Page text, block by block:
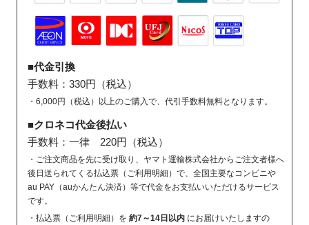
■代金引換
手数料：330円（税込）
・6,000円（税込）以上のご購入で、代引手数料無料となります。
■クロネコ代金後払い
手数料：一律 220円（税込）
・ご注文商品を先に受け取り、ヤマト運輸株式会社からご注文者様へ
後日送られてくる払込票（ご利用明細）で、全国主要なコンビニや
au PAY（auかんたん決済）等で代金をお支払いいただけるサービス
です。
・払込票（ご利用明細）を約7～14日以内 にお届けいたしますの